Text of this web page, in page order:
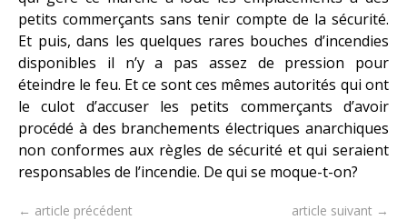
petits commerçants sans tenir compte de la sécurité.
Et puis, dans les quelques rares bouches d’incendies
disponibles il n’y a pas assez de pression pour
éteindre le feu. Et ce sont ces mêmes autorités qui ont
le culot d’accuser les petits commerçants d’avoir
procédé à des branchements électriques anarchiques
non conformes aux règles de sécurité et qui seraient
responsables de l’incendie. De qui se moque-t-on?
← article précédent article suivant →